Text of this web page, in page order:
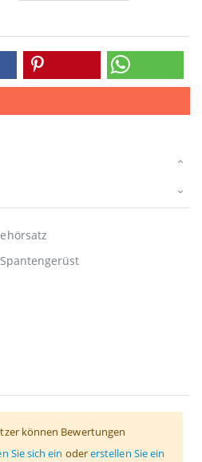
können Bewertungen
Sie sich ein odererstellen Sie ein